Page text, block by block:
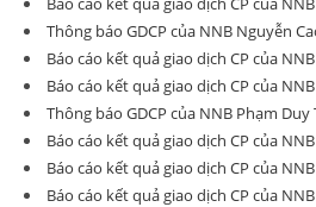
Thông báo GDCP của NNB Nguyễn
Báo cáo kết quả giao dịch CP của
Báo cáo kết quả giao dịch CP của
Thông báo GDCP của NNB Phạm Duy
Báo cáo kết quả giao dịch CP của
Báo cáo kết quả giao dịch CP của
Báo cáo kết quả giao dịch CP của